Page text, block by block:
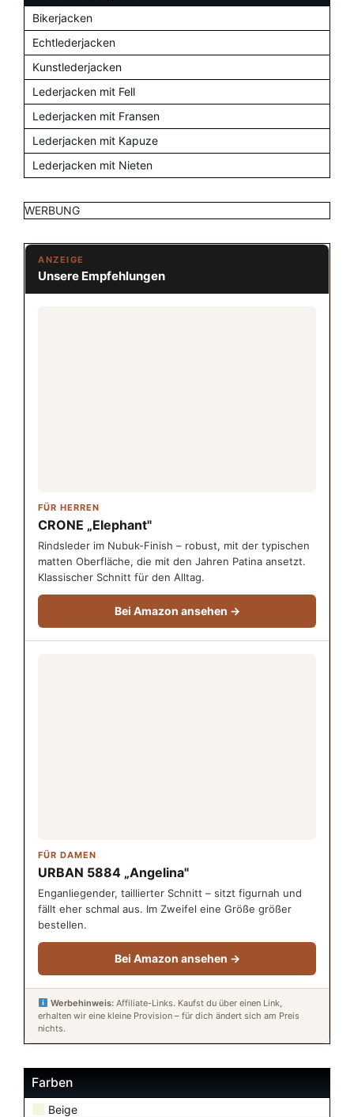
Bikerjacken
Echtlederjacken
Kunstlederjacken
Lederjacken mit Fell
Lederjacken mit Fransen
Lederjacken mit Kapuze
Lederjacken mit Nieten
WERBUNG
ANZEIGE
Unsere Empfehlungen
FÜR HERREN
CRONE „Elephant"
Rindsleder im Nubuk-Finish – robust, mit der typischen
matten Oberfläche, die mit den Jahren Patina ansetzt.
Klassischer Schnitt für den Alltag.
Bei Amazon ansehen →
FÜR DAMEN
URBAN 5884 „Angelina"
Enganliegender, taillierter Schnitt – sitzt figurnah und
fällt eher schmal aus. Im Zweifel eine Größe größer
bestellen.
Bei Amazon ansehen →
Werbehinweis:Affiliate-Links. Kaufst du über einen Link,
erhalten wir eine kleine Provision – für dich ändert sich am Preis
nichts.
Farben
Beige